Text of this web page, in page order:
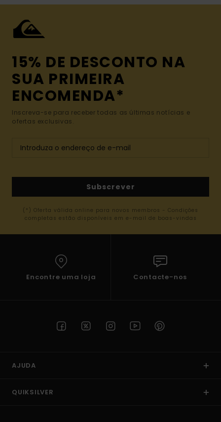
15% DE DESCONTO NA
SUA PRIMEIRA
ENCOMENDA*
Inscreva-se para receber todas as últimas notícias e
ofertas exclusivas.
Subscrever
(*) Oferta válida online para novos membros - Condições
completas estão disponíveis em e-mail de boas-vindas
Encontre uma loja Contacte-nos
AJUDA
QUIKSILVER